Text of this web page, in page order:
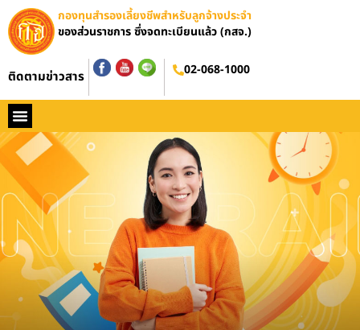
กองทุนสำรองเลี้ยงชีพสำหรับลูกจ้างประจำ
ของส่วนราชการ ซึ่งจดทะเบียนแล้ว (กสจ.)
ติดตามข่าวสาร 02-068-1000
อบรมออนไลน์